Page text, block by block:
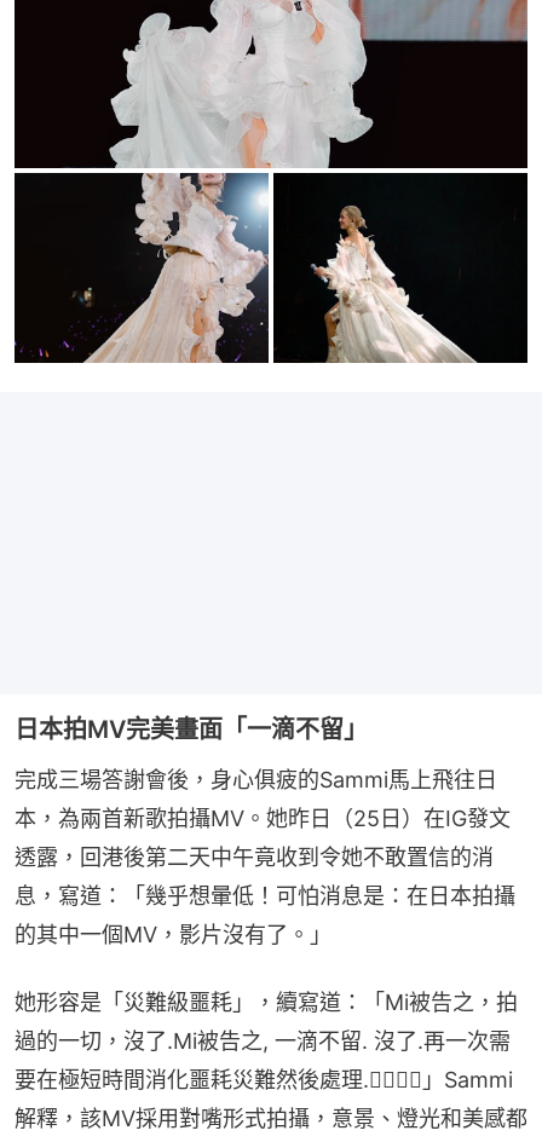
日本拍MV完美畫面「一滴不留」
完成三場答謝會後，身心俱疲的Sammi馬上飛往日
本，為兩首新歌拍攝MV。她昨日（25日）在IG發文
透露，回港後第二天中午竟收到令她不敢置信的消
息，寫道：「幾乎想暈低！可怕消息是：在日本拍攝
的其中一個MV，影片沒有了。」
她形容是「災難級噩耗」，續寫道：「Mi被告之，拍
過的一切，沒了.Mi被告之, 一滴不留. 沒了.再一次需
要在極短時間消化噩耗災難然後處理.😵‍💫😵‍💫」Sammi
解釋，該MV採用對嘴形式拍攝，意景、燈光和美感都